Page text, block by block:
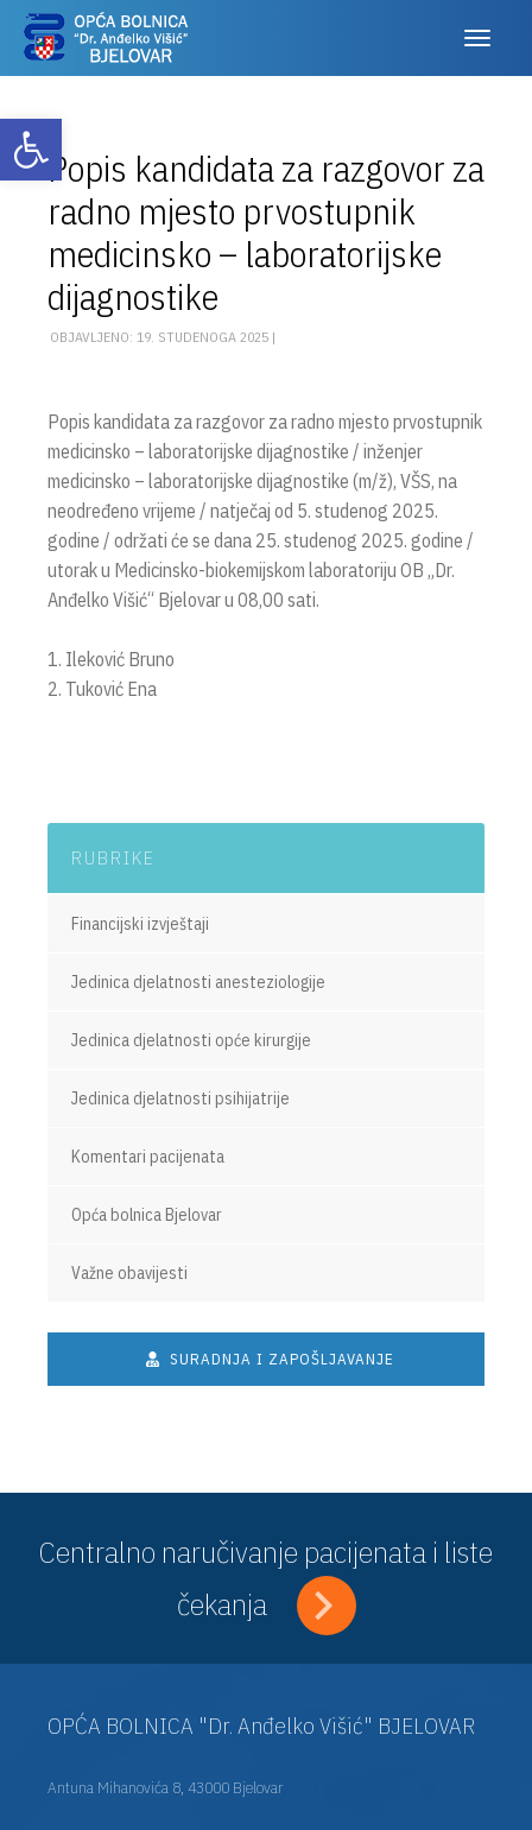
Otvori alatnu traku
Popis kandidata za razgovor za
radno mjesto prvostupnik
medicinsko – laboratorijske
dijagnostike
OBJAVLJENO: 19. STUDENOGA 2025 |
Popis kandidata za razgovor za radno mjesto prvostupnik
medicinsko – laboratorijske dijagnostike / inženjer
medicinsko – laboratorijske dijagnostike (m/ž), VŠS, na
neodređeno vrijeme / natječaj od 5. studenog 2025.
godine / održati će se dana 25. studenog 2025. godine /
utorak u Medicinsko-biokemijskom laboratoriju OB „Dr.
Anđelko Višić“ Bjelovar u 08,00 sati.
1. Ileković Bruno
2. Tuković Ena
RUBRIKE
Financijski izvještaji
Jedinica djelatnosti anesteziologije
Jedinica djelatnosti opće kirurgije
Jedinica djelatnosti psihijatrije
Komentari pacijenata
Opća bolnica Bjelovar
Važne obavijesti
SURADNJA I ZAPOŠLJAVANJE
Centralno naručivanje pacijenata i liste
čekanja
OPĆA BOLNICA "Dr. Anđelko Višić" BJELOVAR
Antuna Mihanovića 8, 43000 Bjelovar